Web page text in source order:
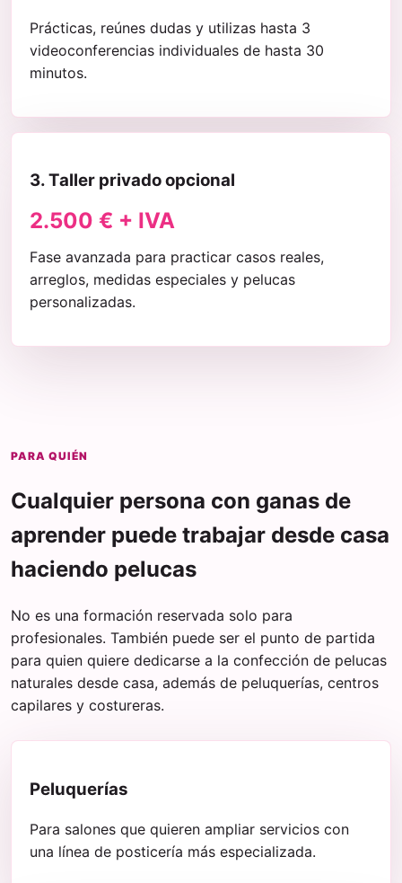
Prácticas, reúnes dudas y utilizas hasta 3
videoconferencias individuales de hasta 30
minutos.
3. Taller privado opcional
2.500 € + IVA
Fase avanzada para practicar casos reales,
arreglos, medidas especiales y pelucas
personalizadas.
PARA QUIÉN
Cualquier persona con ganas de
aprender puede trabajar desde casa
haciendo pelucas
No es una formación reservada solo para
profesionales. También puede ser el punto de partida
para quien quiere dedicarse a la confección de pelucas
naturales desde casa, además de peluquerías, centros
capilares y costureras.
Peluquerías
Para salones que quieren ampliar servicios con
una línea de posticería más especializada.